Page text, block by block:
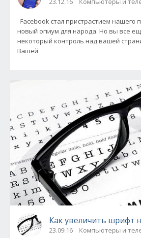
Facebook стал пристрастием нашего
новый опиум для народа. Но вы все
некоторый контроль над вашей
Вашей
Как
23.09.16 Компьютеры и